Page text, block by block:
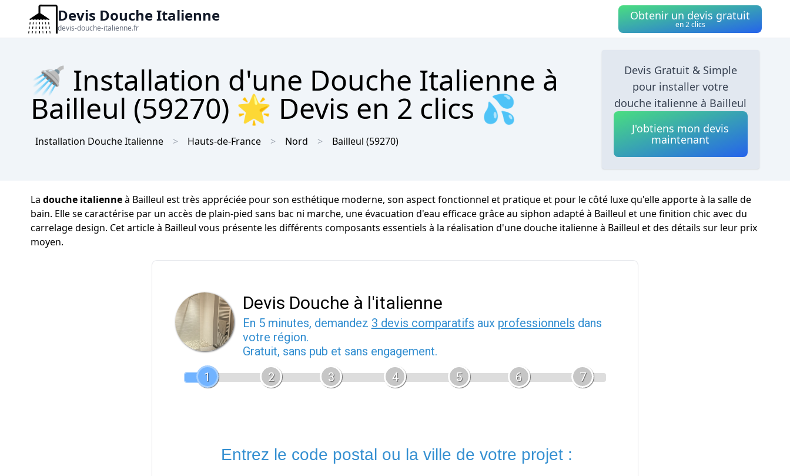
Devis Douche Italienne
devis-douche-italienne.fr
Obtenir un devis gratuit
en 2 clics
🚿 Installation d'une Douche Italienne à
Bailleul (59270) 🌟 Devis en 2 clics 💦
Installation Douche Italienne Hauts-de-France Nord Bailleul (59270)
Devis Gratuit & Simple
pour installer votre
douche italienne à Bailleul
J'obtiens mon devis
maintenant
La douche italienneà Bailleul est très appréciée pour son esthétique moderne, son aspect fonctionnel et pratique et pour le côté luxe qu'elle apporte à la salle de
bain. Elle se caractérise par un accès de plain-pied sans bac ni marche, une évacuation d'eau efficace grâce au siphon adapté à Bailleul et une finition chic avec du
carrelage design. Cet article à Bailleul vous présente les différents composants essentiels à la réalisation d'une douche italienne à Bailleul et des détails sur leur prix
moyen.
Devis Douche à l'italienne
En 5 minutes, demandez 3 devis comparatifs aux professionnels dans
votre région.
Gratuit, sans pub et sans engagement.
1
2 3 4 5 6 7
Entrez le code postal ou la ville de votre projet :